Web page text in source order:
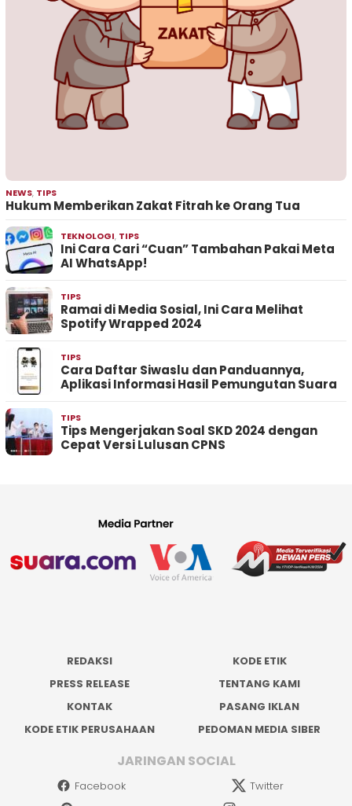
NEWS, TIPS
Hukum Memberikan Zakat Fitrah ke Orang Tua
TEKNOLOGI, TIPS
Ini Cara Cari “Cuan” Tambahan Pakai Meta
AI WhatsApp!
TIPS
Ramai di Media Sosial, Ini Cara Melihat
Spotify Wrapped 2024
TIPS
Cara Daftar Siwaslu dan Panduannya,
Aplikasi Informasi Hasil Pemungutan Suara
TIPS
Tips Mengerjakan Soal SKD 2024 dengan
Cepat Versi Lulusan CPNS
REDAKSI
KODE ETIK
PRESS RELEASE
TENTANG KAMI
KONTAK
PASANG IKLAN
KODE ETIK PERUSAHAAN
PEDOMAN MEDIA SIBER
JARINGAN SOCIAL
Facebook
Twitter